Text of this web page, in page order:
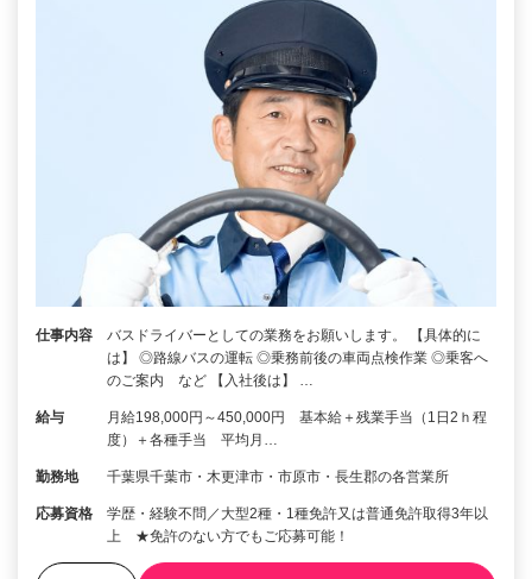
仕事内容
バスドライバーとしての業務をお願いします。 【具体的に
は】 ◎路線バスの運転 ◎乗務前後の車両点検作業 ◎乗客へ
のご案内 など 【入社後は】 …
給与
月給198,000円～450,000円 基本給＋残業手当（1日2ｈ程
度）＋各種手当 平均月…
勤務地 千葉県千葉市・木更津市・市原市・長生郡の各営業所
応募資格
学歴・経験不問／大型2種・1種免許又は普通免許取得3年以
上 ★免許のない方でもご応募可能！